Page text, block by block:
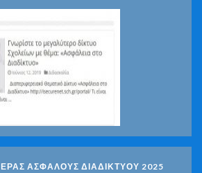
ΑΣΦΑΛΟΥΣ ΔΙΑΔΙΚΤΥΟΥ 2025